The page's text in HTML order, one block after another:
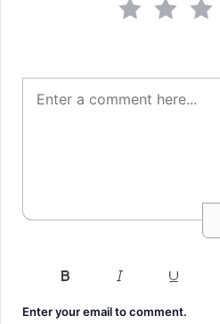
Enter your email to comment.